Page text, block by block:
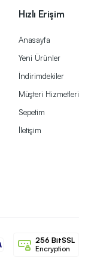
Hızlı Erişim
Anasayfa
Yeni Ürünler
İndirimdekiler
Müşteri Hizmetleri
Sepetim
İletişim
256 BitSSL
Encryption